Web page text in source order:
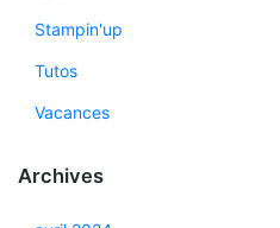
Stampin'up
Tutos
Vacances
Archives